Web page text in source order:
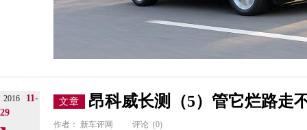
2016
11-
29
文章 昂科威长测（5）管它烂路走
作者： 新车评网 评论 (0)